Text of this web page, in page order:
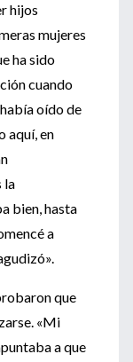
hijos
mujeres
ha sido
cuando
oído de
aquí, en
la
bien, hasta
a
que
«Mi
a que